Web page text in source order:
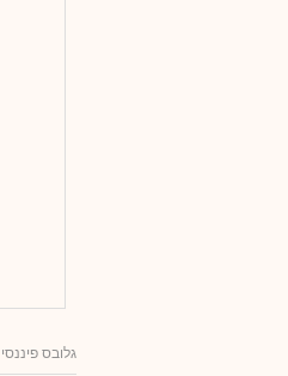
גלובס פיננסי